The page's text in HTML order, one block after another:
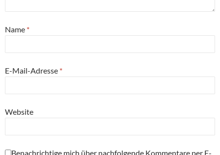
Name *
E-Mail-Adresse *
Website
Benachrichtige mich über nachfolgende Kommentare per E-